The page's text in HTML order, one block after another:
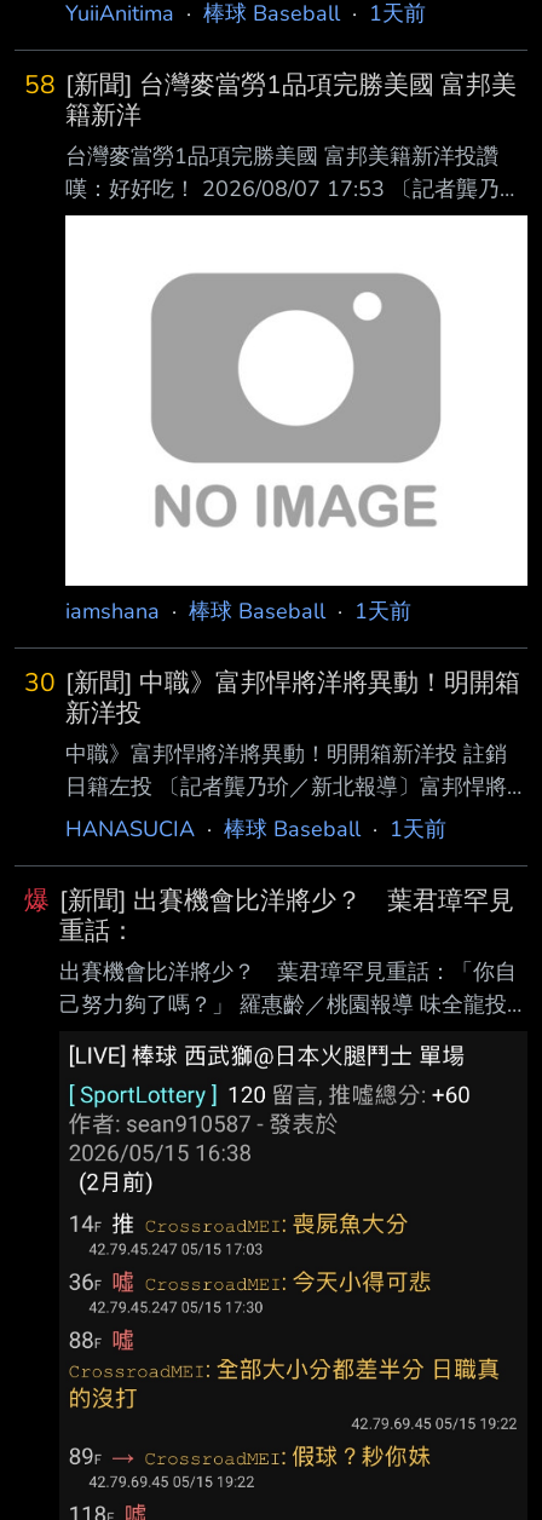
YuiiAnitima · 棒球 Baseball· 1天前
58 [新聞] 台灣麥當勞1品項完勝美國 富邦美
籍新洋
台灣麥當勞1品項完勝美國 富邦美籍新洋投讚
嘆：好好吃！ 2026/08/07 17:53 〔記者龔乃玠
／新北報導〕富邦悍將總教練後藤光尊今天明
將註銷阿部雄大。對首度到海外打球的瑪帝斯來
說，對台灣的麥當勞印象 深刻，直呼漢堡比美
國的更好吃。 瑪帝斯在二軍投2場，戰績0勝0
敗，投5.2局有高達7次四死球，但防禦率僅
1.59，最快球 速151公里。他表示，目前感覺還
不錯，台灣天氣跟他的家鄉佛羅里達滿相似的，
「這是 我第一次到海外打球，我還滿興奮
的。」 瑪帝斯透露在二軍吃
iamshana · 棒球 Baseball· 1天前
30 [新聞] 中職》富邦悍將洋將異動！明開箱
新洋投
中職》富邦悍將洋將異動！明開箱新洋投 註銷
日籍左投 〔記者龔乃玠／新北報導〕富邦悍將
總教練後藤光尊今天明言，洋投瑪帝斯明天確定
邦決定註銷阿部雄大，後藤光尊表示，今年是阿
部雄大的第一年打職棒，每週丟1場的體 能調整
上，對他來說有點艱難，這是他被割愛的原因。
阿部雄大今年在一軍出賽10場，戰績3勝5敗，
防禦率4.44，後藤光尊表示，個人是希望他可
以先在二軍持續出賽，這部分還會跟林桑（林威
助）跟阿部確認想法、溝通，希望他能在二 軍
出賽儲備他的體力。 https://
HANASUCIA · 棒球 Baseball· 1天前
爆 [新聞] 出賽機會比洋將少？ 葉君璋罕見
重話：
出賽機會比洋將少？ 葉君璋罕見重話：「你自
己努力夠了嗎？」 羅惠齡／桃園報導 味全龍投
手郭郁政昨在天母主場對統一獅先發，這是他相
隔2個月再於一軍登板，不過只投4 .2局狂失6
分、其中5分自責分，吞下敗投。他不但投球內
容不佳，自己也有守備上的失誤， 今總教練葉君
璋罕見說出重話。 郭郁政在第4局讓張皓崴打出
內野滾地球，結果他接球失誤，被對上攻佔上壘
包，隨後就被 陳傑憲轟2分砲。第5局再讓張皓崴
打出一壘方向內野滾地球，他沒有及時補位，結
果形成內 野安打，之後又發生投手犯規，這局獅
隊一口氣得3分。 「就是這樣啦，